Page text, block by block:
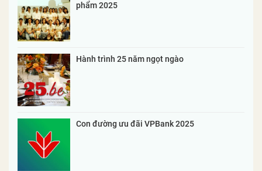
phẩm 2025
Hành trình 25 năm ngọt ngào
Con đường ưu đãi VPBank 2025